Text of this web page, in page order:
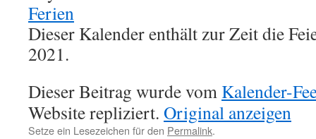
Ferien
Dieser Kalender enthält zur Zeit die
2021.
Dieser Beitrag wurde vom Kalender-
Website repliziert. Original anzeigen
Setze ein Lesezeichen für den Permalink.